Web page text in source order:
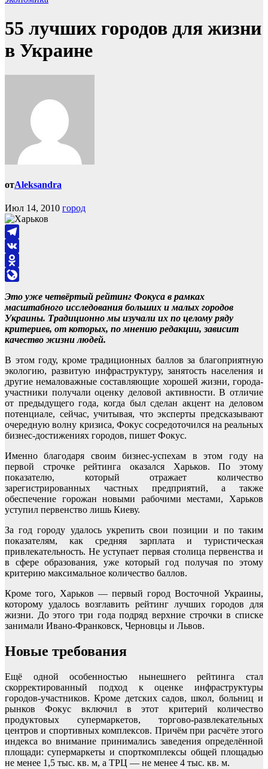
55 лучших городов для жизни
в Украине
отAleksandra
Июл 14, 2010 город
Telegram
VK
Odnoklassniki
Это уже четвёртый рейтинг Фокуса в рамках
масштабного исследования больших и малых городов
Украины. Традиционно мы изучали их по целому ряду
критериев, от которых, по мнению редакции, зависит
качество жизни людей.
В этом году, кроме традиционных баллов за благоприятную
экологию, развитую инфраструктуру, занятость населения и
другие немаловажные составляющие хорошей жизни, города-
участники получали оценку деловой активности. В отличие
от предыдущего года, когда был сделан акцент на деловом
потенциале, сейчас, учитывая, что эксперты предсказывают
очередную волну кризиса, Фокус сосредоточился на реальных
бизнес-достижениях городов, пишет Фокус.
Именно благодаря своим бизнес-успехам в этом году на
первой строчке рейтинга оказался Харьков. По этому
показателю, который отражает количество
зарегистрированных частных предприятий, а также
обеспечение горожан новыми рабочими местами, Харьков
уступил первенство лишь Киеву.
За год городу удалось укрепить свои позиции и по таким
показателям, как средняя зарплата и туристическая
привлекательность. Не уступает первая столица первенства и
в сфере образования, уже который год получая по этому
критерию максимальное количество баллов.
Кроме того, Харьков — первый город Восточной Украины,
которому удалось возглавить рейтинг лучших городов для
жизни. До этого три года подряд верхние строчки в списке
занимали Ивано-Франковск, Черновцы и Львов.
Новые требования
Ещё одной особенностью нынешнего рейтинга стал
скорректированный подход к оценке инфраструктуры
городов-участников. Кроме детских садов, школ, больниц и
рынков Фокус включил в этот критерий количество
продуктовых супермаркетов, торгово-развлекательных
центров и спортивных комплексов. Причём при расчёте этого
индекса во внимание принимались заведения определённой
площади: супермаркеты и спорткомплексы общей площадью
не менее 1,5 тыс. кв. м, а ТРЦ — не менее 4 тыс. кв. м.